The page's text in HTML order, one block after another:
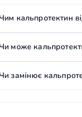
кальпротектин
може
замінює